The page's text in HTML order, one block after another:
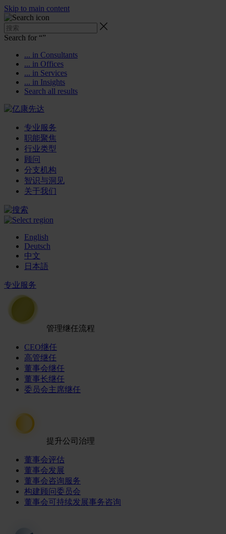
Skip to main content
Search for “”
... in Consultants
... in Offices
... in Services
... in Insights
Search all results
专业服务
职能聚焦
行业类型
顾问
分支机构
智识与洞见
关于我们
English
Deutsch
中文
日本語
专业服务
管理继任流程
CEO继任
高管继任
董事会继任
董事长继任
委员会主席继任
提升公司治理
董事会评估
董事会发展
董事会咨询服务
构建顾问委员会
董事会可持续发展事务咨询